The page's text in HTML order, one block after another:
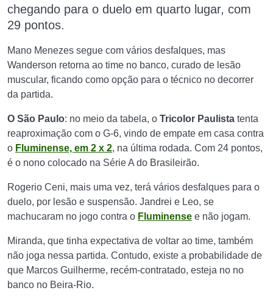
chegando para o duelo em quarto lugar, com
29 pontos.
Mano Menezes segue com vários desfalques, mas
Wanderson retorna ao time no banco, curado de lesão
muscular, ficando como opção para o técnico no decorrer
da partida.
O São Paulo: no meio da tabela, o Tricolor Paulista tenta
reaproximação com o G-6, vindo de empate em casa contra
o Fluminense, em 2 x 2, na última rodada. Com 24 pontos,
é o nono colocado na Série A do Brasileirão.
Rogerio Ceni, mais uma vez, terá vários desfalques para o
duelo, por lesão e suspensão. Jandrei e Leo, se
machucaram no jogo contra o Fluminense e não jogam.
Miranda, que tinha expectativa de voltar ao time, também
não joga nessa partida. Contudo, existe a probabilidade de
que Marcos Guilherme, recém-contratado, esteja no no
banco no Beira-Rio.